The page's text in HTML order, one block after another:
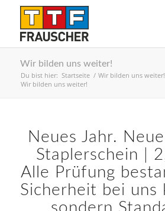
Wir bilden uns weiter!
Du bist hier: Startseite / Wir bilden uns weiter!
Wir bilden uns weiter!
Neues Jahr.
Staplerschein |
Alle Prüfung
Sicherheit bei uns
sondern